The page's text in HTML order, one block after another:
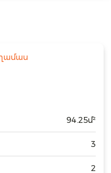
94.25մ²
3
2